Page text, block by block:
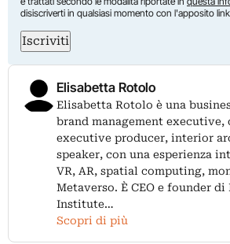
disiscriverti in qualsiasi momento con l'apposito
Iscriviti
Elisabetta Rotolo
Elisabetta Rotolo è una
brand management executive,
executive producer, interior
speaker, con una esperienza
VR, AR, spatial computing,
Metaverso. È CEO e founder
Institute…
Scopri di più